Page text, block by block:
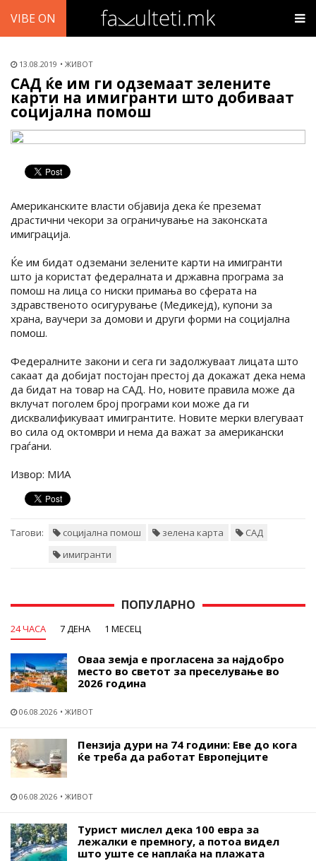
VIBE ON
13.08.2019 ЖИВОТ
САД ќе им ги одземаат зелените
карти на имигранти што добиваат
социјална помош
Американските власти објавија дека ќе преземат
драстични чекори за ограничување на законската
имиграција.
Ќе им бидат одземани зелените карти на имигранти
што ја користат федералната и државна програма за
помош на лица со ниски примања во сферата на
здравственото осигурување (Медикејд), купони за
храна, ваучери за домови и други форми на социјална
помош.
Федералните закони и сега ги задолжуваат лицата што
сакаат да добијат постојан престој да докажат дека нема
да бидат на товар на САД. Но, новите правила може да
вклучат поголем број програми кои може да ги
дисквалификуваат имигрантите. Новите мерки влегуваат
во сила од октомври и нема да важат за американски
граѓани.
Извор: МИА
Тагови: социјална помош зелена карта
САД
имигранти
ПОПУЛАРНО
24 ЧАСА 7 ДЕНА 1 МЕСЕЦ
Оваа земја е прогласена за најдобро
место во светот за преселување во
2026 година
06.08.2026 ЖИВОТ
Пензија дури на 74 години: Еве до кога
ќе треба да работат Европејците
06.08.2026 ЖИВОТ
Турист мислел дека 100 евра за
лежалки е премногу, а потоа видел
што уште се наплаќа на плажата